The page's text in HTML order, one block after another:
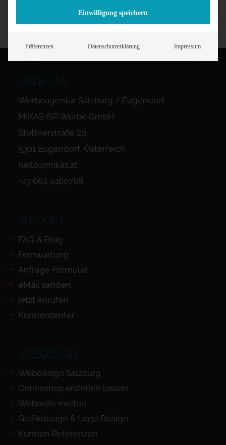
ÜBER UNS
Werbeagentur Salzburg / Eugendorf
MIKAS ISP Werbe GmbH
Stettnerstraße 20
5301 Eugendorf, Österreich
hello@mikas.at
+43 664 4460768
SUPPORT
FAQ & Blog
Fernwartung
Anfrage Formular
eMail senden
jetzt Anrufen
Kundenzenter
WEBDESIGN
Webdesign Salzburg
Onlineshop erstellen lassen
Webseite mieten
Grafikdesign & Logo Design
Kunden Referenzen
Einwilligung speichern
Präferenzen Datenschutzerklärung Impressum